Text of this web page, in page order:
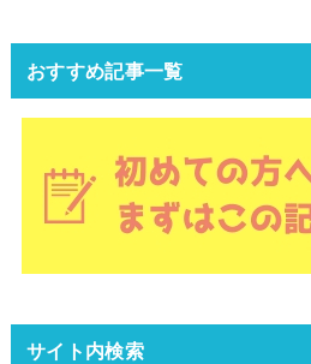
おすすめ記事一覧
サイト内検索